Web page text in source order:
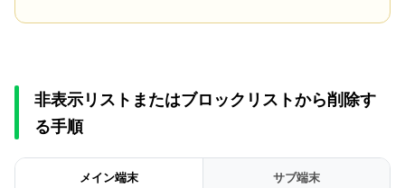
非表示リストまたはブロックリストから削除す
る手順
メイン端末 サブ端末